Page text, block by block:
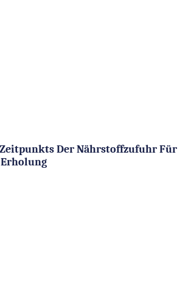
Zeitpunkts Der Nährstoffzufuhr Für